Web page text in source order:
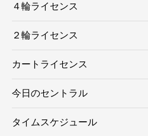
４輪ライセンス
２輪ライセンス
カートライセンス
今日のセントラル
タイムスケジュール